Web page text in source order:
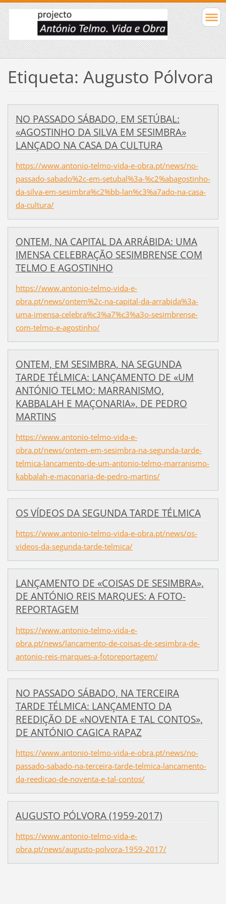
Etiqueta: Augusto Pólvora
NO PASSADO SÁBADO, EM SETÚBAL:
«AGOSTINHO DA SILVA EM SESIMBRA»
LANÇADO NA CASA DA CULTURA
https://www.antonio-telmo-vida-e-obra.pt/news/no-
passado-sabado%2c-em-setubal%3a-%c2%abagostinho-
da-silva-em-sesimbra%c2%bb-lan%c3%a7ado-na-casa-
da-cultura/
ONTEM, NA CAPITAL DA ARRÁBIDA: UMA
IMENSA CELEBRAÇÃO SESIMBRENSE COM
TELMO E AGOSTINHO
https://www.antonio-telmo-vida-e-
obra.pt/news/ontem%2c-na-capital-da-arrabida%3a-
uma-imensa-celebra%c3%a7%c3%a3o-sesimbrense-
com-telmo-e-agostinho/
ONTEM, EM SESIMBRA, NA SEGUNDA
TARDE TÉLMICA: LANÇAMENTO DE «UM
ANTÓNIO TELMO: MARRANISMO,
KABBALAH E MAÇONARIA», DE PEDRO
MARTINS
https://www.antonio-telmo-vida-e-
obra.pt/news/ontem-em-sesimbra-na-segunda-tarde-
telmica-lancamento-de-um-antonio-telmo-marranismo-
kabbalah-e-maconaria-de-pedro-martins/
OS VÍDEOS DA SEGUNDA TARDE TÉLMICA
https://www.antonio-telmo-vida-e-obra.pt/news/os-
videos-da-segunda-tarde-telmica/
LANÇAMENTO DE «COISAS DE SESIMBRA»,
DE ANTÓNIO REIS MARQUES: A FOTO-
REPORTAGEM
https://www.antonio-telmo-vida-e-
obra.pt/news/lancamento-de-coisas-de-sesimbra-de-
antonio-reis-marques-a-fotoreportagem/
NO PASSADO SÁBADO, NA TERCEIRA
TARDE TÉLMICA: LANÇAMENTO DA
REEDIÇÃO DE «NOVENTA E TAL CONTOS»,
DE ANTÓNIO CAGICA RAPAZ
https://www.antonio-telmo-vida-e-obra.pt/news/no-
passado-sabado-na-terceira-tarde-telmica-lancamento-
da-reedicao-de-noventa-e-tal-contos/
AUGUSTO PÓLVORA (1959-2017)
https://www.antonio-telmo-vida-e-
obra.pt/news/augusto-polvora-1959-2017/